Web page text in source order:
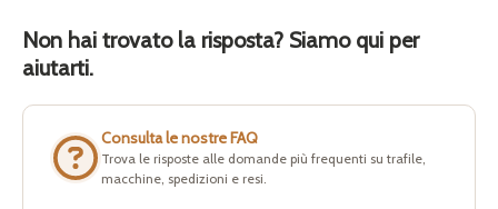
Non hai trovato la risposta? Siamo qui per
aiutarti.
Consulta le nostre FAQ
Trova le risposte alle domande più frequenti su trafile,
macchine, spedizioni e resi.